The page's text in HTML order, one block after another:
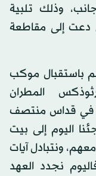
وذلك تلبية
دعت إلى مقاطعة
باستقبال موكب
المطران
في قداس منتصف
اليوم إلى بيت
ونتبادل آيات
نجدد العهد